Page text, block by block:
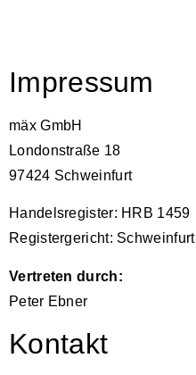
Impressum
mäx GmbH
Londonstraße 18
97424 Schweinfurt
Handelsregister: HRB 1459
Registergericht: Schweinfurt
Vertreten durch:
Peter Ebner
Kontakt